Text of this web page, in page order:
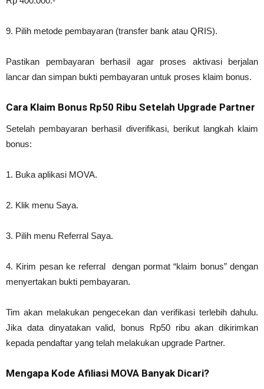
9. Pilih metode pembayaran (transfer bank atau QRIS).
Pastikan pembayaran berhasil agar proses aktivasi berjalan
lancar dan simpan bukti pembayaran untuk proses klaim bonus.
Cara Klaim Bonus Rp50 Ribu Setelah Upgrade Partner
Setelah pembayaran berhasil diverifikasi, berikut langkah klaim
bonus:
1. Buka aplikasi MOVA.
2. Klik menu Saya.
3. Pilih menu Referral Saya.
4. Kirim pesan ke referral dengan pormat “klaim bonus” dengan
menyertakan bukti pembayaran.
Tim akan melakukan pengecekan dan verifikasi terlebih dahulu.
Jika data dinyatakan valid, bonus Rp50 ribu akan dikirimkan
kepada pendaftar yang telah melakukan upgrade Partner.
Mengapa Kode Afiliasi MOVA Banyak Dicari?